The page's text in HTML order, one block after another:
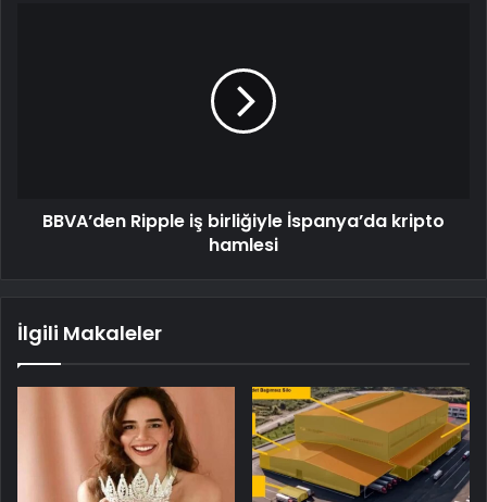
BBVA’den Ripple iş birliğiyle İspanya’da kripto
hamlesi
İlgili Makaleler